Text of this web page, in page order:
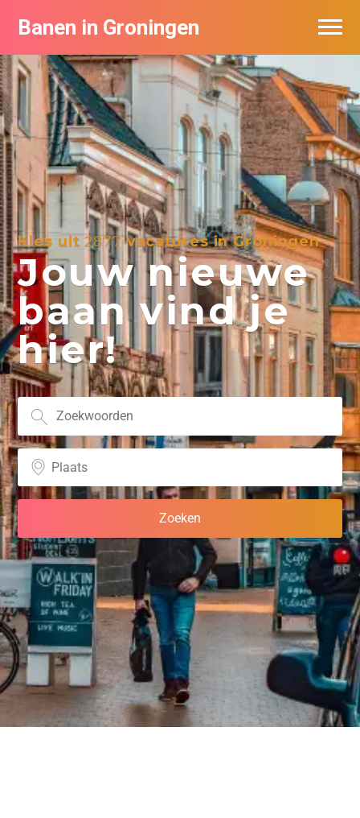
Banen in Groningen
Kies uit2877vacatures in Groningen
Jouw nieuwe
baan vind je
hier!
Vacatures per bedrijf
De populairste vacatures in Groningen
Nieuwsbrief feed